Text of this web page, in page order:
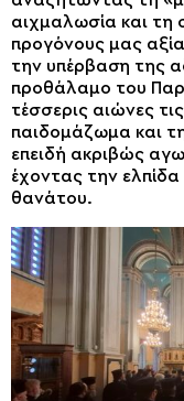
αιχμαλωσία και τη
προγόνους μας
την υπέρβαση της
προθάλαμο του
τέσσερις αιώνες
παιδομάζωμα και
επειδή ακριβώς
έχοντας την ελπίδα
θανάτου.